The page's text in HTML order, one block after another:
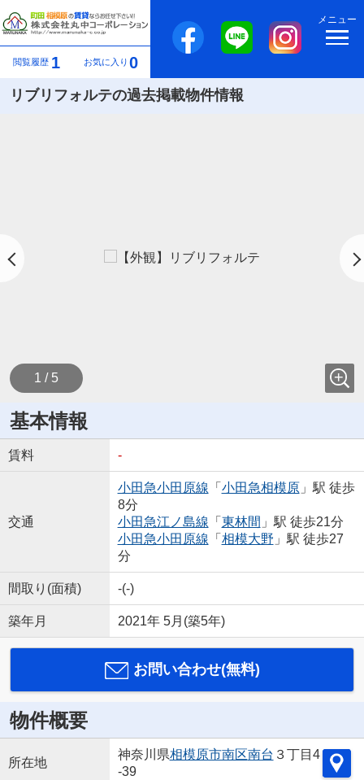
閲覧履歴 1 お気に入り 0
メニュー
リブリフォルテの過去掲載物件情報
1 / 5
基本情報
賃料 -
交通
小田急小田原線 「 小田急相模原」駅 徒歩
8分
小田急江ノ島線 「 東林間 」駅 徒歩21分
小田急小田原線 「 相模大野 」駅 徒歩27
分
間取り(面積) -(-)
築年月 2021年 5月(築5年)
お問い合わせ(無料)
物件概要
所在地
神奈川県相模原市南区南台 ３丁目4
-39